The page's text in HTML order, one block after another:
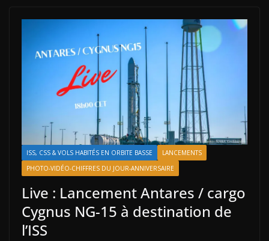
ISS, CSS & VOLS HABITÉS EN ORBITE BASSE
LANCEMENTS
PHOTO-VIDÉO-CHIFFRES DU JOUR-ANNIVERSAIRE
Live : Lancement Antares / cargo
Cygnus NG-15 à destination de
l’ISS